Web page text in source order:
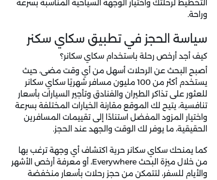
التخطيط لرحلتك واختيار الوجهة السياحية المناسبة بسرعة
وراحة.
سياسة الحجز في تطبيق سكاي سكنر
كيف أجد أرخص رحلة باستخدام سكاي سكانر؟
أصبح البحث عن الرحلات أسهل من أي وقت مضى، حيث
يستخدم أكثر من 100 مليون مسافر شهريًا سكاي سكانر
للعثور على تذاكر الطيران والفنادق وتأجير السيارات بأسعار
تنافسية، يتيح لك الموقع مقارنة الخيارات المختلفة بسرعة
واختيار المزود المفضل استنادًا إلى تقييمات المسافرين
الحقيقية، ما يوفر لك الوقت والجهد عند الحجز.
كما يمنحك سكاي سكانر حرية اكتشاف أي وجهة ترغب بها
من خلال ميزة البحث Everywhere، أو معرفة أرخص الأشهر
والأيام للسفر، لتتمكن من حجز رحلات بأسعار منخفضة